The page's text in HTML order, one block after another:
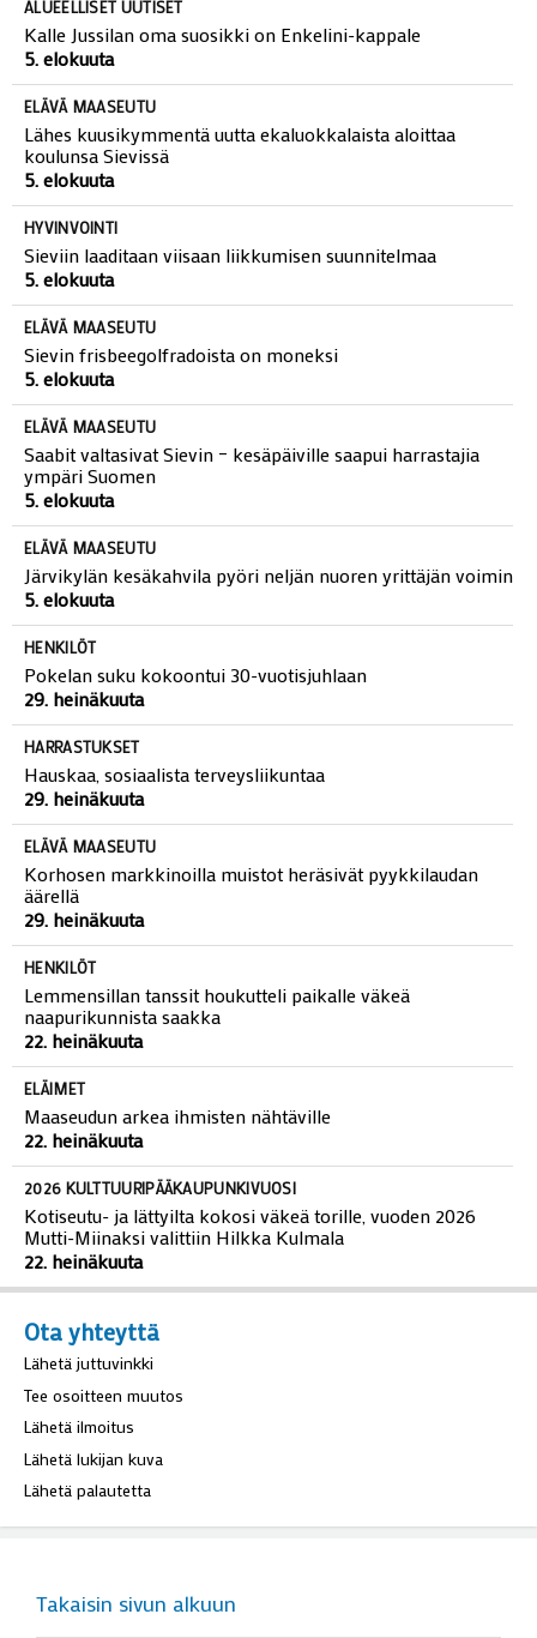
ALUEELLISET UUTISET
Kalle Jussilan oma suosikki on Enkelini-kappale
5. elokuuta
ELÄVÄ MAASEUTU
Lähes kuusikymmentä uutta ekaluokkalaista aloittaa
koulunsa Sievissä
5. elokuuta
HYVINVOINTI
Sieviin laaditaan viisaan liikkumisen suunnitelmaa
5. elokuuta
ELÄVÄ MAASEUTU
Sievin frisbeegolfradoista on moneksi
5. elokuuta
ELÄVÄ MAASEUTU
Saabit valtasivat Sievin – kesäpäiville saapui harrastajia
ympäri Suomen
5. elokuuta
ELÄVÄ MAASEUTU
Järvikylän kesäkahvila pyöri neljän nuoren yrittäjän voimin
5. elokuuta
HENKILÖT
Pokelan suku kokoontui 30-vuotisjuhlaan
29. heinäkuuta
HARRASTUKSET
Hauskaa, sosiaalista terveysliikuntaa
29. heinäkuuta
ELÄVÄ MAASEUTU
Korhosen markkinoilla muistot heräsivät pyykkilaudan
äärellä
29. heinäkuuta
HENKILÖT
Lemmensillan tanssit houkutteli paikalle väkeä
naapurikunnista saakka
22. heinäkuuta
ELÄIMET
Maaseudun arkea ihmisten nähtäville
22. heinäkuuta
2026 KULTTUURIPÄÄKAUPUNKIVUOSI
Kotiseutu- ja lättyilta kokosi väkeä torille, vuoden 2026
Mutti-Miinaksi valittiin Hilkka Kulmala
22. heinäkuuta
Ota yhteyttä
Lähetä juttuvinkki
Tee osoitteen muutos
Lähetä ilmoitus
Lähetä lukijan kuva
Lähetä palautetta
Takaisin sivun alkuun